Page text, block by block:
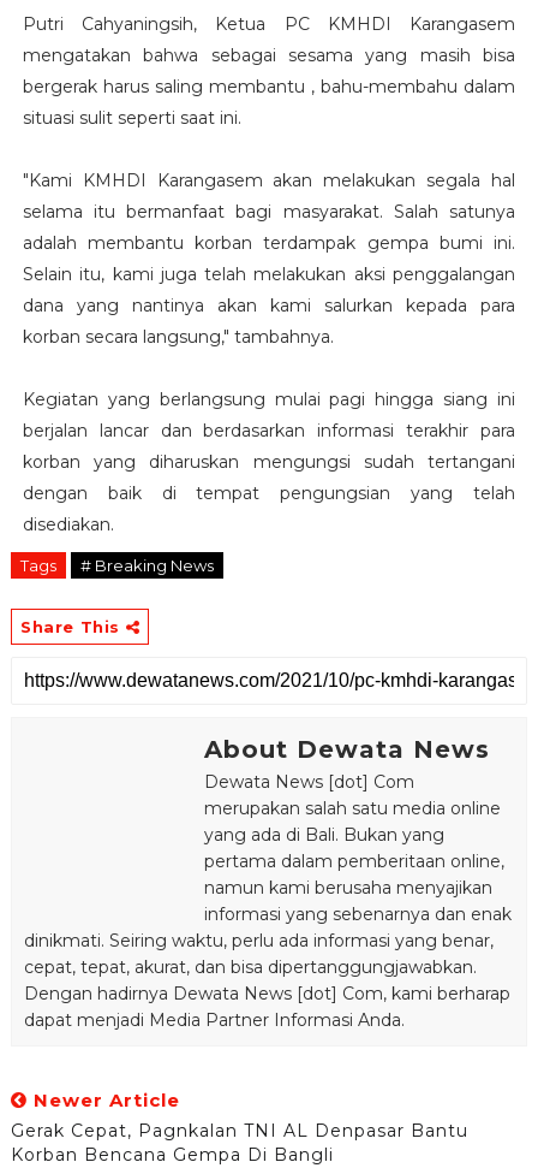
Putri Cahyaningsih, Ketua PC KMHDI Karangasem
mengatakan bahwa sebagai sesama yang masih bisa
bergerak harus saling membantu , bahu-membahu dalam
situasi sulit seperti saat ini.
"Kami KMHDI Karangasem akan melakukan segala hal
selama itu bermanfaat bagi masyarakat. Salah satunya
adalah membantu korban terdampak gempa bumi ini.
Selain itu, kami juga telah melakukan aksi penggalangan
dana yang nantinya akan kami salurkan kepada para
korban secara langsung," tambahnya.
Kegiatan yang berlangsung mulai pagi hingga siang ini
berjalan lancar dan berdasarkan informasi terakhir para
korban yang diharuskan mengungsi sudah tertangani
dengan baik di tempat pengungsian yang telah
disediakan.
Tags # Breaking News
Share This
About Dewata News
Dewata News [dot] Com
merupakan salah satu media online
yang ada di Bali. Bukan yang
pertama dalam pemberitaan online,
namun kami berusaha menyajikan
informasi yang sebenarnya dan enak
dinikmati. Seiring waktu, perlu ada informasi yang benar,
cepat, tepat, akurat, dan bisa dipertanggungjawabkan.
Dengan hadirnya Dewata News [dot] Com, kami berharap
dapat menjadi Media Partner Informasi Anda.
Newer Article
Gerak Cepat, Pagnkalan TNI AL Denpasar Bantu
Korban Bencana Gempa Di Bangli